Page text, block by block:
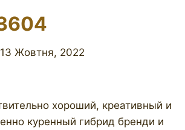
13 Жовтня, 2022
хороший, креативный и
куренный гибрид бренди и